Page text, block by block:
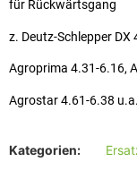
für Rückwärtsgang
z. Deutz-Schlepper DX
Agroprima 4.31-6.16,
Agrostar 4.61-6.38 u.a.
Kategorien: